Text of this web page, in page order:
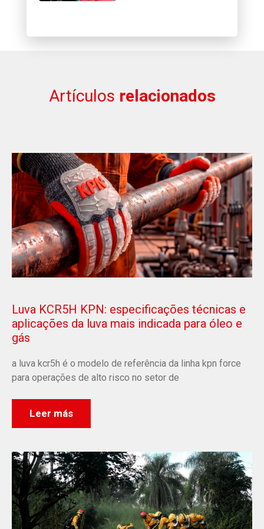
Artículos relacionados
Luva KCR5H KPN: especificações técnicas e
aplicações da luva mais indicada para óleo e
gás
a luva kcr5h é o modelo de referência da linha kpn force
para operações de alto risco no setor de
Leer más